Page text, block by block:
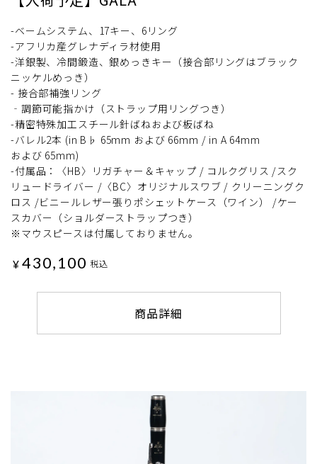
-ベームシステム、17キー、6リング
-アフリカ産グレナディラ材使用
-洋銀製、冷間鍛造、銀めっきキー（接合部リングはブラック
ニッケルめっき）
- 接合部補強リング
‐調節可能指かけ（ストラップ用リングつき）
-精密特殊加工スチール針ばねおよび板ばね
-バレル2本 (in B♭ 65mm および 66mm / in A 64mm
および 65mm)
-付属品：〈HB〉リガチャー＆キャップ / コルクグリス /スク
リュードライバー /〈BC〉オリジナルスワブ / クリーニングク
ロス /ビニールレザー張りポシェットケース（ワイン） /ケー
スカバー（ショルダーストラップつき）
※マウスピースは付属しておりません。
¥ 430,100 税込
商品詳細